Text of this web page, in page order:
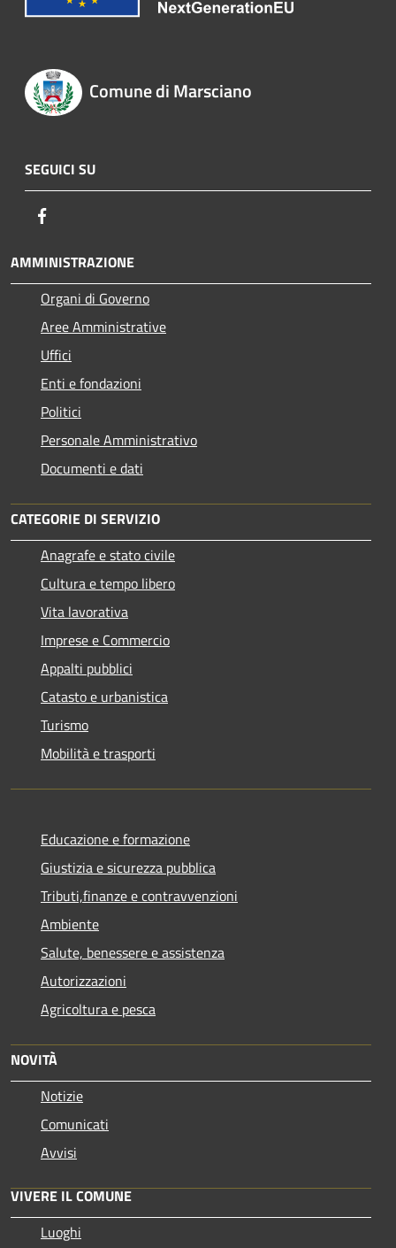
Comune di Marsciano
SEGUICI SU
AMMINISTRAZIONE
Organi di Governo
Aree Amministrative
Uffici
Enti e fondazioni
Politici
Personale Amministrativo
Documenti e dati
CATEGORIE DI SERVIZIO
Anagrafe e stato civile
Cultura e tempo libero
Vita lavorativa
Imprese e Commercio
Appalti pubblici
Catasto e urbanistica
Turismo
Mobilità e trasporti
Educazione e formazione
Giustizia e sicurezza pubblica
Tributi,finanze e contravvenzioni
Ambiente
Salute, benessere e assistenza
Autorizzazioni
Agricoltura e pesca
NOVITÀ
Notizie
Comunicati
Avvisi
VIVERE IL COMUNE
Luoghi